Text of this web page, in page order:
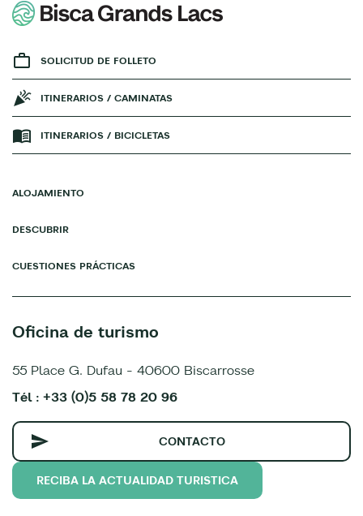
SOLICITUD DE FOLLETO
ITINERARIOS / CAMINATAS
ITINERARIOS / BICICLETAS
ALOJAMIENTO
DESCUBRIR
CUESTIONES PRÁCTICAS
Oficina de turismo
55 Place G. Dufau - 40600 Biscarrosse
Tél : +33 (0)5 58 78 20 96
CONTACTO
RECIBA LA ACTUALIDAD TURISTICA